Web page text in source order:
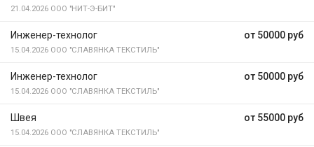
21.04.2026 ООО "НИТ-Э-БИТ"
от 50000 руб
Инженер-технолог
15.04.2026 ООО "СЛАВЯНКА ТЕКСТИЛЬ"
от 50000 руб
Инженер-технолог
15.04.2026 ООО "СЛАВЯНКА ТЕКСТИЛЬ"
от 55000 руб
Швея
15.04.2026 ООО "СЛАВЯНКА ТЕКСТИЛЬ"